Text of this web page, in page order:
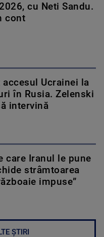
cu Neti Sandu.
cont
Ucrainei la
în Rusia. Zelenski
intervină
care Iranul le pune
strâmtoarea
impuse”
ȘTIRI